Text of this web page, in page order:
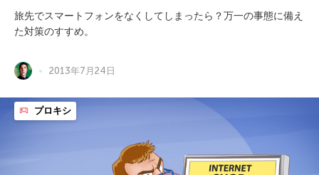
旅先でスマートフォンをなくしてしまったら？万一の事態に備え
た対策のすすめ。
2013年7月24日
プロキシ